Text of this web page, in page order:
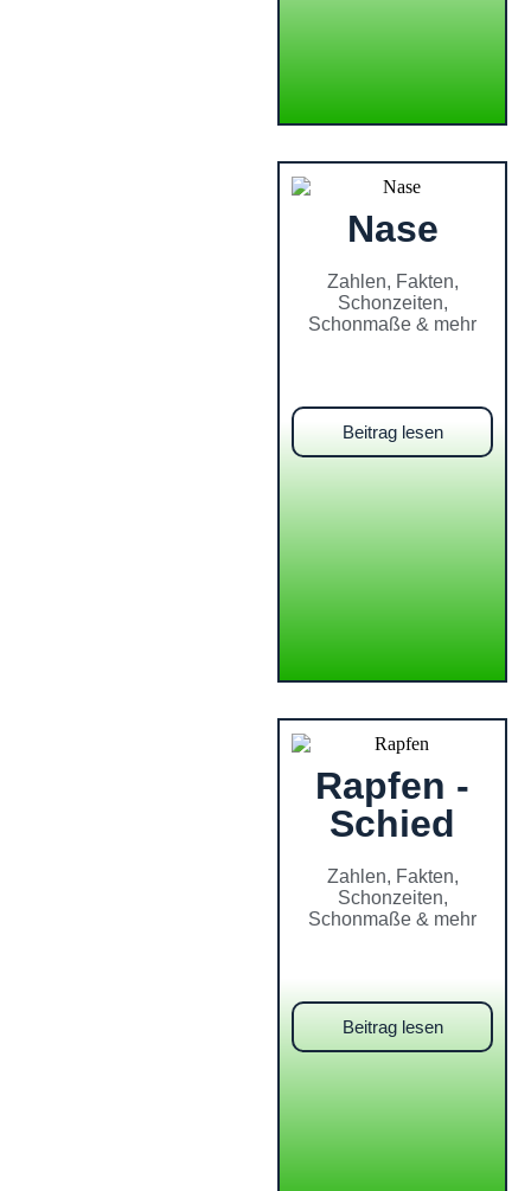
Nase
Zahlen, Fakten,
Schonzeiten,
Schonmaße & mehr
Beitrag lesen
Rapfen -
Schied
Zahlen, Fakten,
Schonzeiten,
Schonmaße & mehr
Beitrag lesen